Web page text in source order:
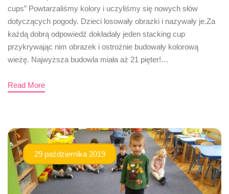
cups” Powtarzaliśmy kolory i uczyliśmy się nowych słów
dotyczących pogody. Dzieci losowały obrazki i nazywały je.Za
każdą dobrą odpowiedź dokładały jeden stacking cup
przykrywając nim obrazek i ostrożnie budowały kolorową
wieżę. Najwyższa budowla miała aż 21 pięter!…
Read More
29 października 2019